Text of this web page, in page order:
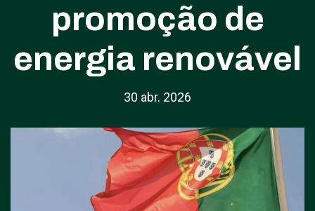
promoção de
energia renovável
30 abr. 2026